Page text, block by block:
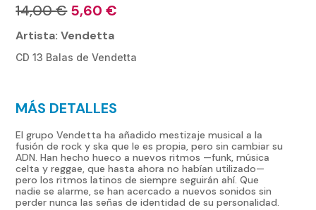
14,00€ El
precio
era:
5,60€
es:
Artista: Vendetta
CD 13 Balas de Vendetta
MÁS DETALLES
El grupo Vendetta ha añadido mestizaje musical a la
fusión de rock y ska que le es propia, pero sin cambiar su
ADN. Han hecho hueco a nuevos ritmos —funk, música
celta y reggae, que hasta ahora no habían utilizado—
pero los ritmos latinos de siempre seguirán ahí. Que
nadie se alarme, se han acercado a nuevos sonidos sin
perder nunca las señas de identidad de su personalidad.